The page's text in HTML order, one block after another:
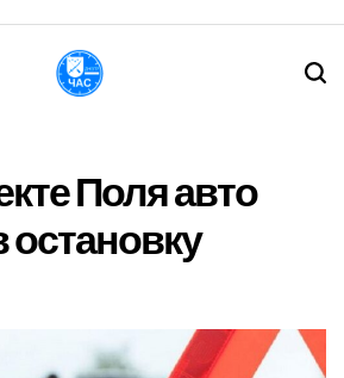
Поля авто
остановку